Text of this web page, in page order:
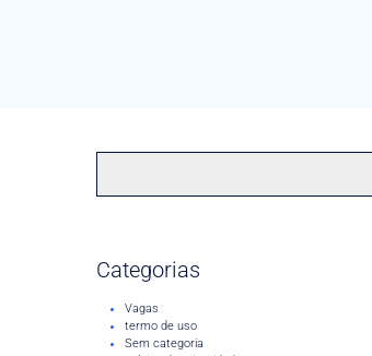
Categorias
Vagas
termo de uso
Sem categoria